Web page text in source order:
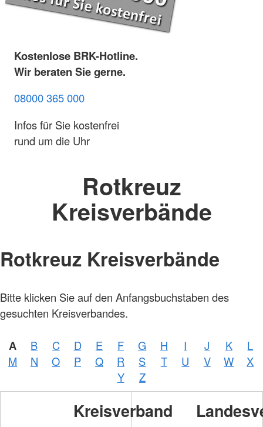
Kostenlose BRK-Hotline.
Wir beraten Sie gerne.
08000 365 000
Infos für Sie kostenfrei
rund um die Uhr
Rotkreuz
Kreisverbände
Rotkreuz Kreisverbände
Bitte klicken Sie auf den Anfangsbuchstaben des
gesuchten Kreisverbandes.
A B C D E F G H I J K
L
M
N O P Q R S T U V W
X
Y
Z
Kreisverband
Foto:
DRKS